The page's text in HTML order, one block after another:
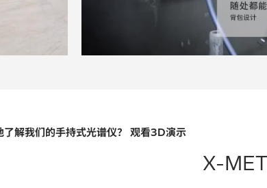
了解我们的手持式光谱仪？ 观看3D演示
X-